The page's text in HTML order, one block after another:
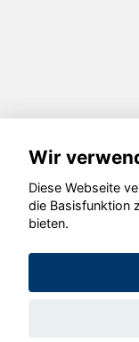
Wir
Diese Webseite
die Basisfunktion
bieten.